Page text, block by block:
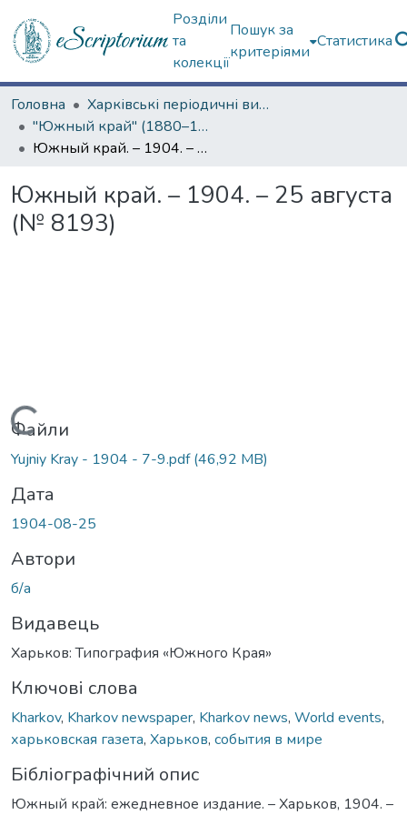
Розділи
та
колекції
Пошук за
критеріями
Статистика
Головна
Харківські періодичні видання
"Южный край" (1880–1919 гг.)
Южный край. – 1904. – 25 августа (№ 8193)
Южный край. – 1904. – 25 августа
(№ 8193)
Вантажиться...
Файли
Yujniy Kray - 1904 - 7-9.pdf(46,92 MB)
Дата
1904-08-25
Автори
б/а
Видавець
Харьков: Типография «Южного Края»
Ключові слова
Kharkov, Kharkov newspaper, Kharkov news, World events,
харьковская газета, Харьков, события в мире
Бібліографічний опис
Южный край: ежедневное издание. – Харьков, 1904. –